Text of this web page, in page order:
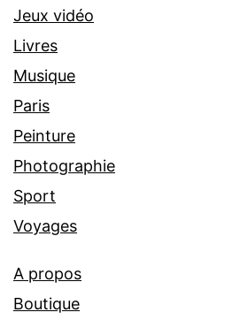
Jeux vidéo
Livres
Musique
Paris
Peinture
Photographie
Sport
Voyages
A propos
Boutique